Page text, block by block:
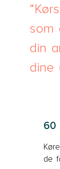
som
din
dine
60
de